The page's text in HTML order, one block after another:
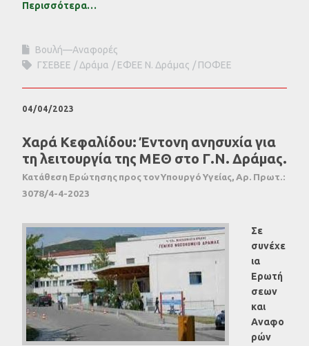
Περισσότερα…
Βουλή—Αναφορές
ΓΣΕΒΕΕ
Δράμα ΕΦΕΕ Ν. Δράμας ΠΟΦΕΕ
04/04/2023
Χαρά Κεφαλίδου: Έντονη ανησυχία για
τη λειτουργία της ΜΕΘ στο Γ.Ν. Δράμας.
Κατάθεση Ερώτησης προς τον Υπουργό Υγείας, Αρ. Πρωτ.:
3078/4-4-2023
Σε
συνέχε
ια
Ερωτή
σεων
και
Αναφο
ρών